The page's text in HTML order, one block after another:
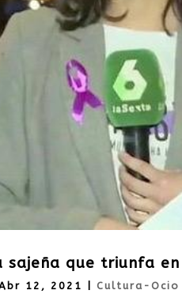
sajeña que triunfa
12, 2021 Cultura-Ocio